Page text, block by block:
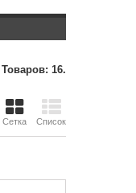
Товаров: 16.
Сетка Список